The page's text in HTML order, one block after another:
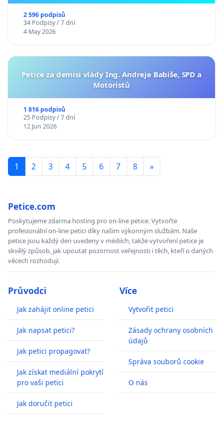
2 596 podpisů
34 Podpisy / 7 dní
4 May 2026
Petice za demisi vlády Ing. Andreje Babiše, SPD a
Motoristů
1 816 podpisů
25 Podpisy / 7 dní
12 Jun 2026
1 2 3 4 5 6 7 8 »
Petice.com
Poskytujeme zdarma hosting pro on-line petice. Vytvořte
profesionální on-line petici díky našim výkonným službám. Naše
petice jsou každý den uvedeny v médiích, takže vytvoření petice je
skvělý způsob, jak upoutat pozornost veřejnosti i těch, kteří o daných
věcech rozhodují.
Průvodci
Jak zahájit online petici
Jak napsat petici?
Jak petici propagovat?
Jak získat mediální pokrytí
pro vaši petici
Jak doručit petici
Více
Vytvořit petici
Zásady ochrany osobních
údajů
Správa souborů cookie
O nás